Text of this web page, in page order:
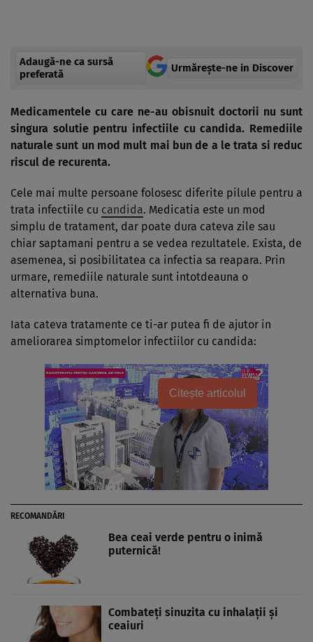
Adaugă-ne ca sursă
preferată
Urmărește-ne in Discover
Medicamentele cu care ne-au obisnuit doctorii nu sunt
singura solutie pentru infectiile cu candida. Remediile
naturale sunt un mod mult mai bun de a le trata si reduc
riscul de recurenta.
Cele mai multe persoane folosesc diferite pilule pentru a
trata infectiile cu candida. Medicatia este un mod
simplu de tratament, dar poate dura cateva zile sau
chiar saptamani pentru a se vedea rezultatele. Exista, de
asemenea, si posibilitatea ca infectia sa reapara. Prin
urmare, remediile naturale sunt intotdeauna o
alternativa buna.
Iata cateva tratamente ce ti-ar putea fi de ajutor in
ameliorarea simptomelor infectiilor cu candida:
Citește articolul
RECOMANDĂRI
Bea ceai verde pentru o inimă
puternică!
Combateţi sinuzita cu inhalaţii şi
ceaiuri